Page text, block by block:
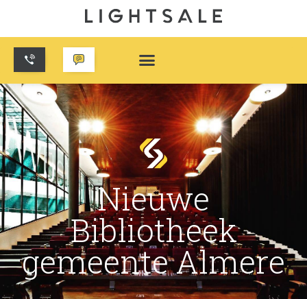
Nieuwe
Bibliotheek
gemeente Almere